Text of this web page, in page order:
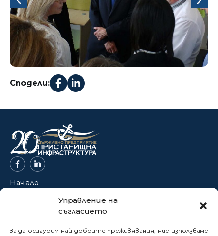
Управление на
съгласието
За да осигурим най-добрите преживявания, ние използваме
Сподели:
Начало